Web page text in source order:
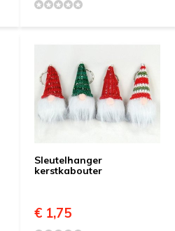
Sleutelhanger
kerstkabouter
€ 1,75